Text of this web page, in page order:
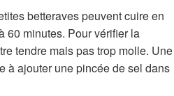
betteraves peuvent cuire en
60 minutes. Pour vérifier la
tendre mais pas trop molle. Une
à ajouter une pincée de sel dans